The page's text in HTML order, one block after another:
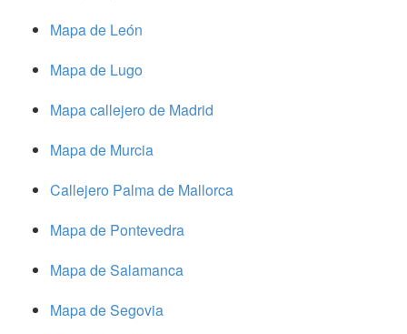
Mapa de León
Mapa de Lugo
Mapa callejero de Madrid
Mapa de Murcia
Callejero Palma de Mallorca
Mapa de Pontevedra
Mapa de Salamanca
Mapa de Segovia